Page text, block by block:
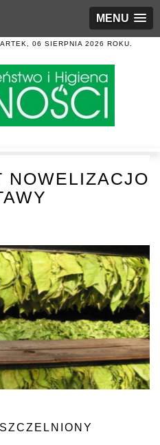
MENU
06 SIERPNIA 2026 ROKU.
NOWELIZACJO